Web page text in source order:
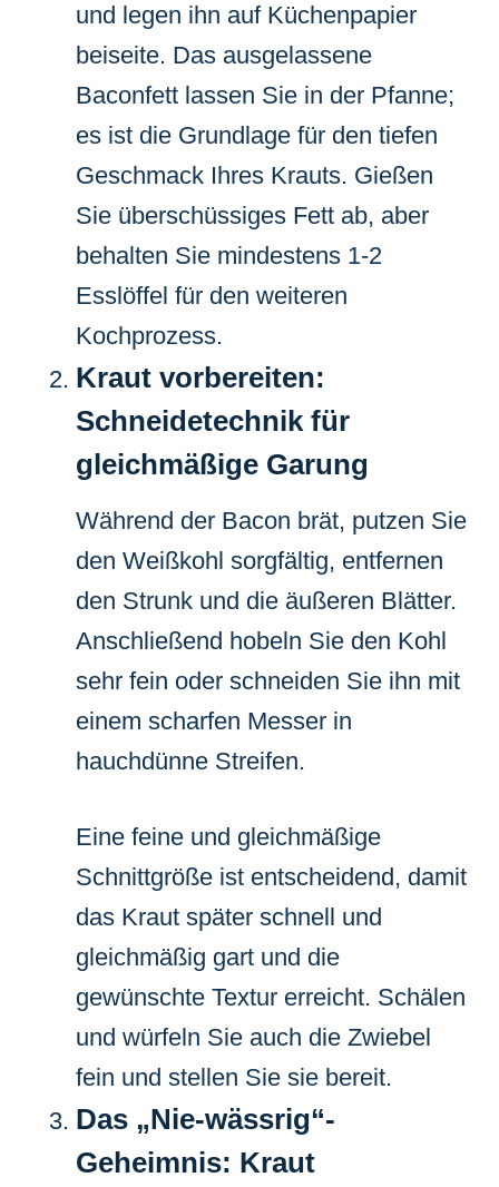
und legen ihn auf Küchenpapier
beiseite. Das ausgelassene
Baconfett lassen Sie in der Pfanne;
es ist die Grundlage für den tiefen
Geschmack Ihres Krauts. Gießen
Sie überschüssiges Fett ab, aber
behalten Sie mindestens 1-2
Esslöffel für den weiteren
Kochprozess.
Kraut vorbereiten:
Schneidetechnik für
gleichmäßige Garung
Während der Bacon brät, putzen Sie
den Weißkohl sorgfältig, entfernen
den Strunk und die äußeren Blätter.
Anschließend hobeln Sie den Kohl
sehr fein oder schneiden Sie ihn mit
einem scharfen Messer in
hauchdünne Streifen.
Eine feine und gleichmäßige
Schnittgröße ist entscheidend, damit
das Kraut später schnell und
gleichmäßig gart und die
gewünschte Textur erreicht. Schälen
und würfeln Sie auch die Zwiebel
fein und stellen Sie sie bereit.
Das „Nie-wässrig“-
Geheimnis: Kraut